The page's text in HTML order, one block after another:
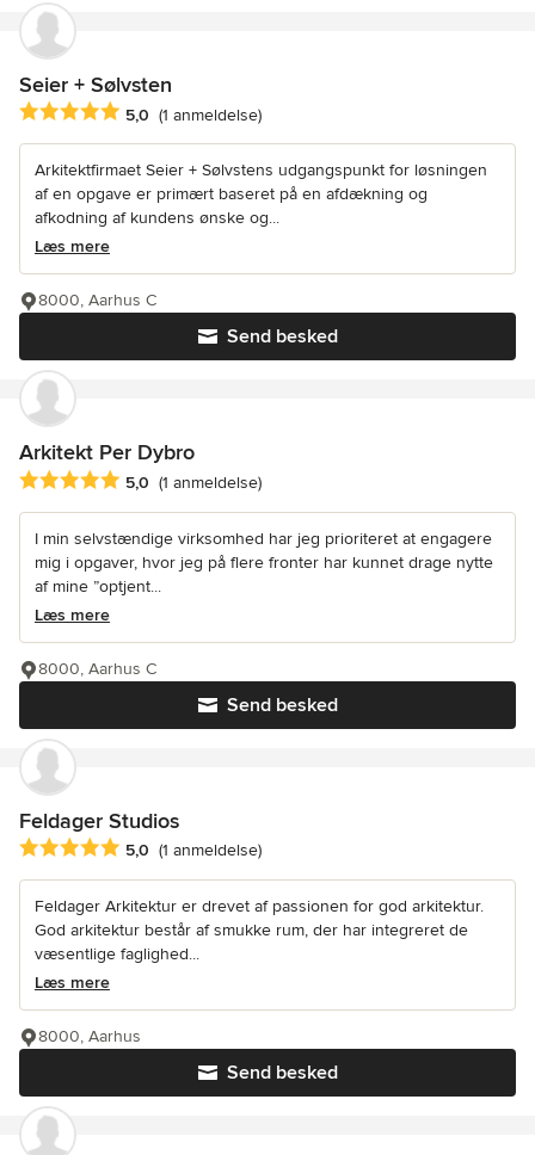
Seier + Sølvsten
Gennemsnitlig bedømmelse: 5 ud af 5 stjerner
5,0 (1 anmeldelse)
Arkitektfirmaet Seier + Sølvstens udgangspunkt for løsningen
af en opgave er primært baseret på en afdækning og
afkodning af kundens ønske og...
Læs mere
Send besked
8000, Aarhus C
Arkitekt Per Dybro
Gennemsnitlig bedømmelse: 5 ud af 5 stjerner
5,0 (1 anmeldelse)
I min selvstændige virksomhed har jeg prioriteret at engagere
mig i opgaver, hvor jeg på flere fronter har kunnet drage nytte
af mine ”optjent...
Læs mere
Send besked
8000, Aarhus C
Feldager Studios
Gennemsnitlig bedømmelse: 5 ud af 5 stjerner
5,0 (1 anmeldelse)
Feldager Arkitektur er drevet af passionen for god arkitektur.
God arkitektur består af smukke rum, der har integreret de
væsentlige faglighed...
Læs mere
Send besked
8000, Aarhus